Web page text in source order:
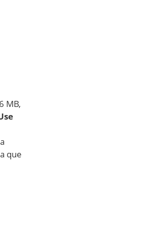
MB,
que